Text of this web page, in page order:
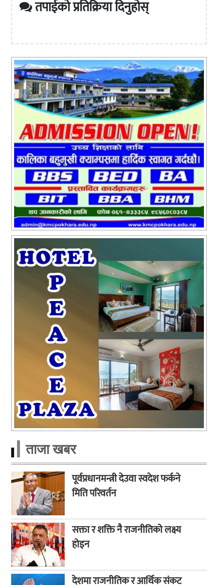
तपाईको प्रतिक्रिया दिनुहोस्
ताजा खबर
पूर्वप्रधानमन्त्री देउवा स्वदेश फर्कने
मिति परिवर्तन
सक्ता र शक्ति नै राजनीतिको लक्ष्य
होइन
देशमा राजनीतिक र आर्थिक संकट